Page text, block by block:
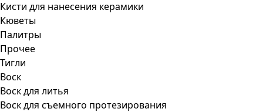
Кисти для нанесения керамики
Кюветы
Палитры
Прочее
Тигли
Воск
Воск для литья
Воск для съемного протезирования